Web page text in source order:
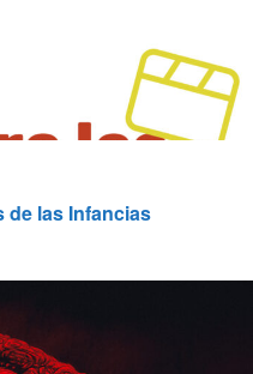
de las Infancias